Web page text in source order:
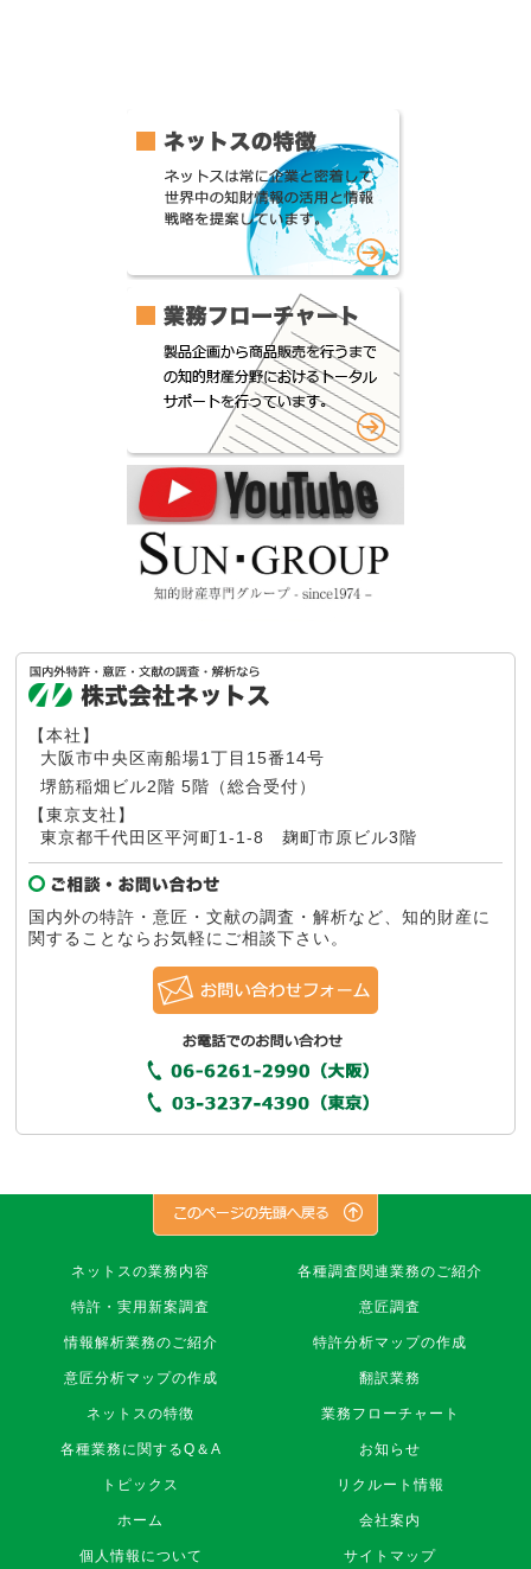
【本社】
大阪市中央区南船場1丁目15番14号
堺筋稲畑ビル2階 5階（総合受付）
【東京支社】
東京都千代田区平河町1-1-8
麹町市原ビル3階
国内外の特許・意匠・文献の調査・解析など、知的財産に
関することならお気軽にご相談下さい。
ネットスの業務内容 各種調査関連業務のご紹介
特許・実用新案調査 意匠調査
情報解析業務のご紹介 特許分析マップの作成
意匠分析マップの作成 翻訳業務
ネットスの特徴 業務フローチャート
各種業務に関するQ＆A お知らせ
トピックス リクルート情報
ホーム 会社案内
個人情報について サイトマップ